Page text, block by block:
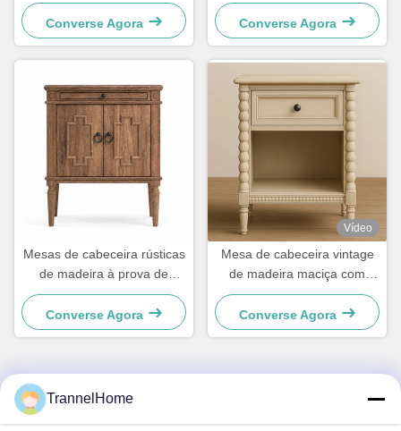
Converse Agora
torneadas e gaveta de
armazenamento
Converse Agora
Mesas de cabeceira rústicas
de madeira à prova de
poeira com gaveta e armário
de armazenamento
62×48×66cm
Converse Agora
Vídeo
Mesa de cabeceira vintage
de madeira maciça com
pernas bobbin, gaveta e
prateleira aberta 50×40×65
cm
Converse Agora
Contato rápido
TrannelHome